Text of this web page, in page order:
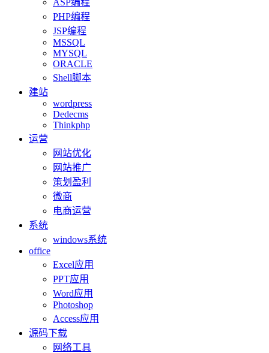
ASP编程
PHP编程
JSP编程
MSSQL
MYSQL
ORACLE
Shell脚本
建站
wordpress
Dedecms
Thinkphp
运营
网站优化
网站推广
策划盈利
微商
电商运营
系统
windows系统
office
Excel应用
PPT应用
Word应用
Photoshop
Access应用
源码下载
网络工具